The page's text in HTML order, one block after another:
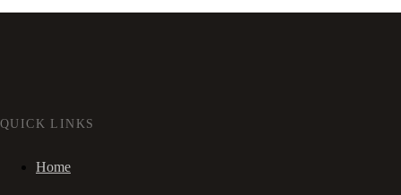
QUICK LINKS
Home